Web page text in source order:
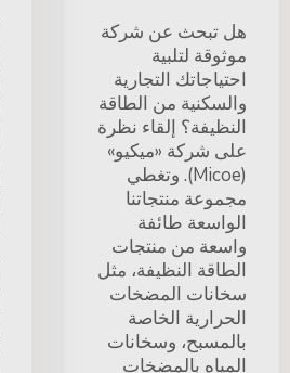
هل تبحث عن شركة
موثوقة لتلبية
احتياجاتك التجارية
والسكنية من الطاقة
النظيفة؟ إلقاء نظرة
على شركة «ميكيو»
(Micoe). وتغطي
مجموعة منتجاتنا
الواسعة طائفة
واسعة من منتجات
الطاقة النظيفة، مثل
سخانات المضخات
الحرارية الخاصة
بالمسبح، وسخانات
المياه بالمضخات